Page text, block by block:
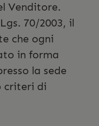
Venditore.
70/2003, il
che ogni
in forma
la sede
criteri di